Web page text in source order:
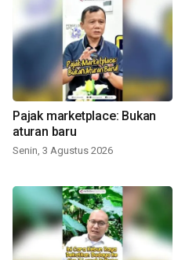
Pajak marketplace: Bukan
aturan baru
Senin, 3 Agustus 2026